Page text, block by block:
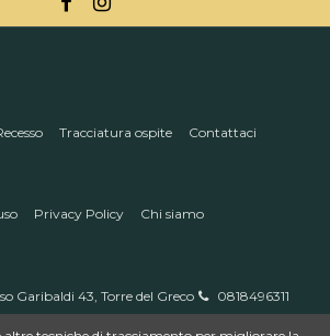
Tracciatura ospite Contattaci
Privacy Policy Chi siamo
Garibaldi 43, Torre del Greco
0818496311